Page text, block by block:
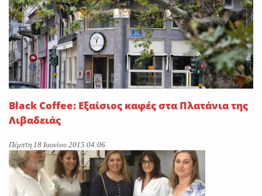
Black Coffee: Εξαίσιος καφές στα Πλατάνια της
Λιβαδειάς
Πέμπτη 18 Ιουνίου 2015 04:06